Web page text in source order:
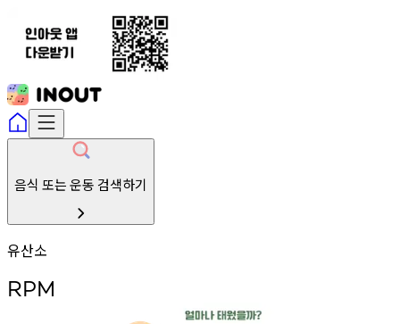
음식 또는 운동 검색하기
유산소
RPM